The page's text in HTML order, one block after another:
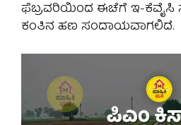
ಫೆಬ್ರವರಿಯಿಂದ ಈಚೆಗೆ ಇ-ಕೆವೈಸಿ
ಕಂತಿನ ಹಣ ಸಂದಾಯವಾಗಲಿದೆ.